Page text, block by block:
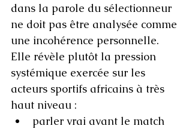
dans la parole du sélectionneur
ne doit pas être analysée comme
une incohérence personnelle.
Elle révèle plutôt la pression
systémique exercée sur les
acteurs sportifs africains à très
haut niveau :
parler vrai avant le match